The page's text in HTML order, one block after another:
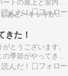
トの屋上と室内わ
ということでお友だ
と伊勢丹浦和店へ
が駅までお迎えに来
イ????この日の
タリー＆ルクアのあしあと〜キッキがくれた宝物たち〜
きた！
とうございます。
季節がやってき
す。 ファーマーズ
いまくりです????ち